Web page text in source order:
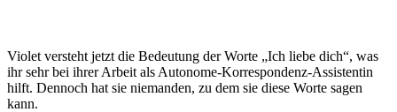
Violet versteht jetzt die Bedeutung der Worte „Ich liebe dich“, was
ihr sehr bei ihrer Arbeit als Autonome-Korrespondenz-Assistentin
hilft. Dennoch hat sie niemanden, zu dem sie diese Worte sagen
kann.